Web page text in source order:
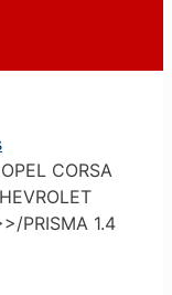
CORSA
PRISMA 1.4